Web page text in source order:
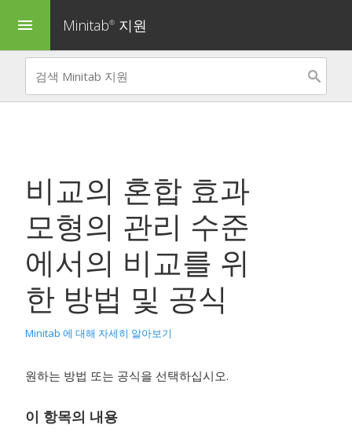
menu Minitab® 지원
비교의 혼합 효과
모형의 관리 수준
에서의 비교를 위
한 방법 및 공식
Minitab 에 대해 자세히 알아보기
원하는 방법 또는 공식을 선택하십시오.
이 항목의 내용